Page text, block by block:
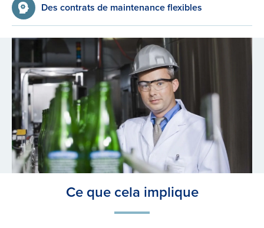
Des contrats de maintenance flexibles
Ce que cela implique